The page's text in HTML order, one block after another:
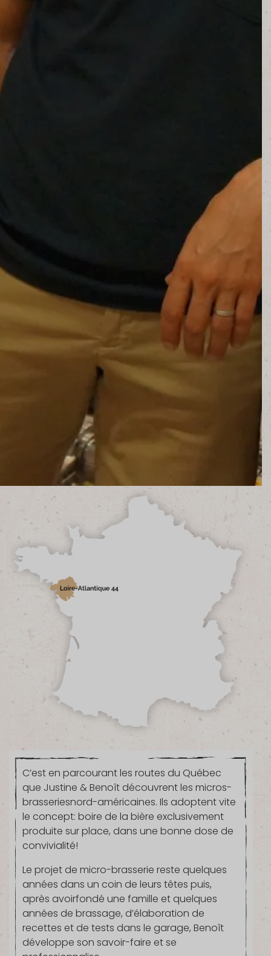
C’est en parcourant les routes du Québec
que Justine & Benoît découvrent les micros-
brasseriesnord-américaines. Ils adoptent vite
le concept: boire de la bière exclusivement
produite sur place, dans une bonne dose de
convivialité!
Le projet de micro-brasserie reste quelques
années dans un coin de leurs têtes puis,
après avoirfondé une famille et quelques
années de brassage, d’élaboration de
recettes et de tests dans le garage, Benoît
développe son savoir-faire et se